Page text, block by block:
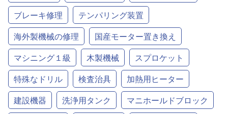
ブレーキ修理
テンパリング装置
海外製機械の修理
国産モーター置き換え
マシニング１級
木製機械
スプロケット
特殊なドリル
検査治具
加熱用ヒーター
建設機器
洗浄用タンク
マニホールドブロック